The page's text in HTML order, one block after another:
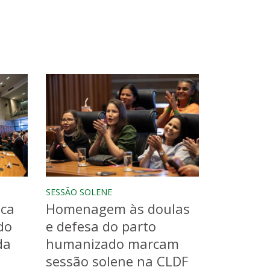
SESSÃO SOLENE
Homenagem às doulas
e defesa do parto
humanizado marcam
sessão solene na CLDF